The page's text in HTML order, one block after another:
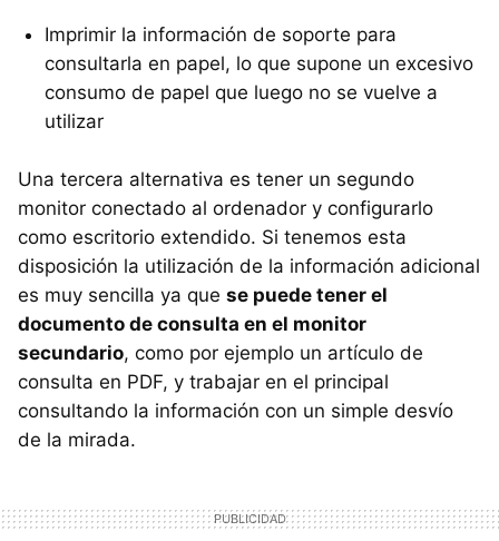
Imprimir la información de soporte para
consultarla en papel, lo que supone un excesivo
consumo de papel que luego no se vuelve a
utilizar
Una tercera alternativa es tener un segundo
monitor conectado al ordenador y configurarlo
como escritorio extendido. Si tenemos esta
disposición la utilización de la información adicional
es muy sencilla ya que se puede tener el
documento de consulta en el monitor
secundario, como por ejemplo un artículo de
consulta en PDF, y trabajar en el principal
consultando la información con un simple desvío
de la mirada.